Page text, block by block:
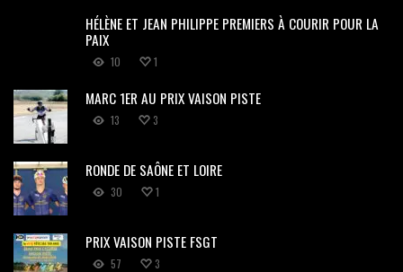
HÉLÈNE ET JEAN PHILIPPE PREMIERS À COURIR POUR LA
PAIX
10 1
MARC 1ER AU PRIX VAISON PISTE
13 3
RONDE DE SAÔNE ET LOIRE
30 1
PRIX VAISON PISTE FSGT
57 3